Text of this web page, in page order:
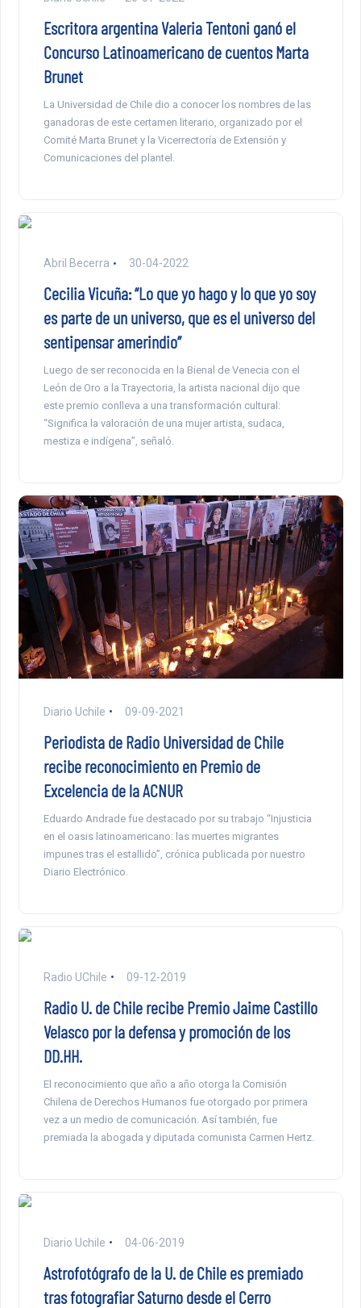
Escritora argentina Valeria Tentoni ganó el
Concurso Latinoamericano de cuentos Marta
Brunet
La Universidad de Chile dio a conocer los nombres de las
ganadoras de este certamen literario, organizado por el
Comité Marta Brunet y la Vicerrectoría de Extensión y
Comunicaciones del plantel.
Abril Becerra 30-04-2022
Cecilia Vicuña: “Lo que yo hago y lo que yo soy
es parte de un universo, que es el universo del
sentipensar amerindio”
Luego de ser reconocida en la Bienal de Venecia con el
León de Oro a la Trayectoria, la artista nacional dijo que
este premio conlleva a una transformación cultural:
“Significa la valoración de una mujer artista, sudaca,
mestiza e indígena”, señaló.
Diario Uchile 09-09-2021
Periodista de Radio Universidad de Chile
recibe reconocimiento en Premio de
Excelencia de la ACNUR
Eduardo Andrade fue destacado por su trabajo “Injusticia
en el oasis latinoamericano: las muertes migrantes
impunes tras el estallido”, crónica publicada por nuestro
Diario Electrónico.
Radio UChile 09-12-2019
Radio U. de Chile recibe Premio Jaime Castillo
Velasco por la defensa y promoción de los
DD.HH.
El reconocimiento que año a año otorga la Comisión
Chilena de Derechos Humanos fue otorgado por primera
vez a un medio de comunicación. Así también, fue
premiada la abogada y diputada comunista Carmen Hertz.
Diario Uchile 04-06-2019
Astrofotógrafo de la U. de Chile es premiado
tras fotografiar Saturno desde el Cerro